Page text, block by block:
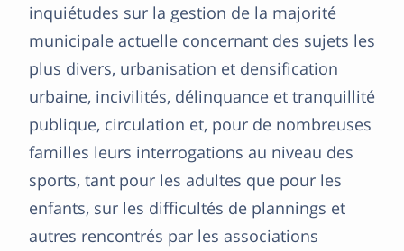
inquiétudes sur la gestion de la majorité
municipale actuelle concernant des sujets les
plus divers, urbanisation et densification
urbaine, incivilités, délinquance et tranquillité
publique, circulation et, pour de nombreuses
familles leurs interrogations au niveau des
sports, tant pour les adultes que pour les
enfants, sur les difficultés de plannings et
autres rencontrés par les associations